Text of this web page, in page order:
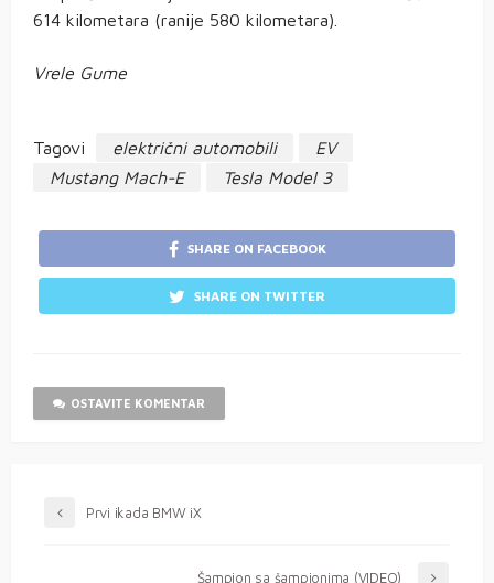
614 kilometara (ranije 580 kilometara).
Vrele Gume
Tagovi električni automobili
EV
Mustang Mach-E
Tesla Model 3
SHARE ON FACEBOOK
SHARE ON TWITTER
OSTAVITE KOMENTAR
Prvi ikada BMW iX
Šampion sa šampionima (VIDEO)